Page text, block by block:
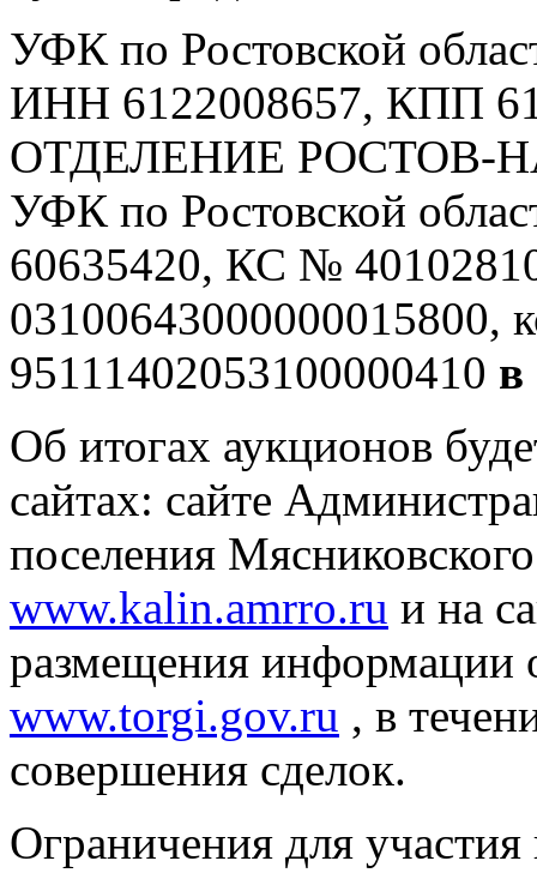
УФК по Ростовской
ИНН 6122008657, КПП
ОТДЕЛЕНИЕ РОСТОВ-
УФК по Ростовской
60635420, КС №
03100643000000015800,
95111402053100000410 в
Об итогах аукционов
сайтах: сайте
поселения
www.kalin.amrro.ru и на
размещения информации
www.torgi.gov.ru , в
совершения сделок.
Ограничения для участия